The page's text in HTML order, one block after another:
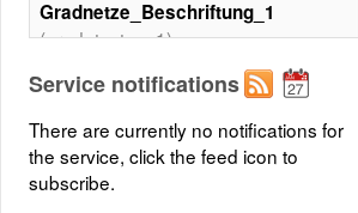
Gradnetze_Beschriftung_1
(grad_text_v_1)
Gradnetze_Beschriftung_1
(grad_text_h_1)
Gradnetze_Beschriftung_5
Service notifications
There are currently no notifications for
the service, click the feed icon to
subscribe.